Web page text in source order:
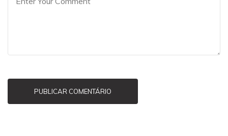
PUBLICAR COMENTÁRIO